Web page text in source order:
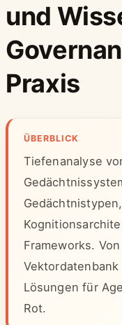
und
Praxis
ÜBERBLICK
Tiefenanalyse
Frameworks.
Lösungen für
Rot.